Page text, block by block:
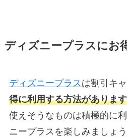
ディズニープラスにお
ディズニープラス は割引キ
得に利用する方法がありま
使えそうなものは積極的に
ニープラスを楽しみましょう